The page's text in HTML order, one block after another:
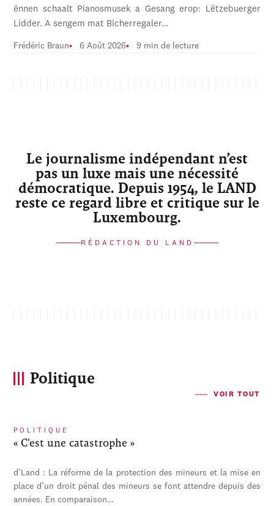
ënnen schaalt Pianosmusek a Gesang erop: Lëtzebuerger
Lidder. A sengem mat Bicherregaler…
Frédéric Braun 6 Août 2026 9 min de lecture
Le journalisme indépendant n’est
pas un luxe mais une nécessité
démocratique. Depuis 1954, le LAND
reste ce regard libre et critique sur le
Luxembourg.
RÉDACTION DU LAND
Politique
VOIR TOUT
POLITIQUE
« C'est une catastrophe »
d’Land : La réforme de la protection des mineurs et la mise en
place d’un droit pénal des mineurs se font attendre depuis des
années. En comparaison…